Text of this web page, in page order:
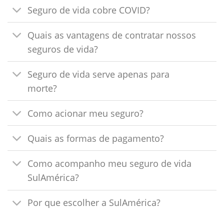
Seguro de vida cobre COVID?
Quais as vantagens de contratar nossos
seguros de vida?
Seguro de vida serve apenas para
morte?
Como acionar meu seguro?
Quais as formas de pagamento?
Como acompanho meu seguro de vida
SulAmérica?
Por que escolher a SulAmérica?